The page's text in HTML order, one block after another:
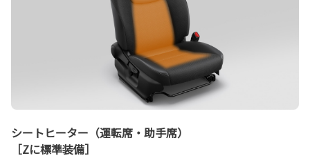
シートヒーター（運転席・助手席）
［Zに標準装備］